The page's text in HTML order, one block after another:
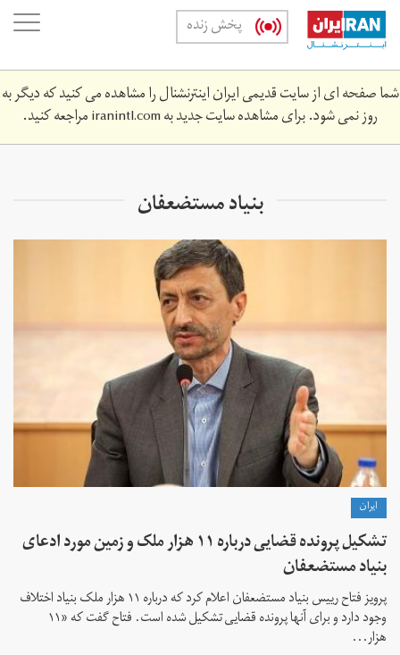
Skip
main
content
پخش زنده
شما صفحه ای از سایت قدیمی ایران اینترنشنال را مشاهده می کنید که دیگر به
روز نمی شود. برای مشاهده سایت جدید بهiranintl.comمراجعه کنید.
بنیاد مستضعفان
ايران
تشکیل پرونده قضایی درباره ۱۱ هزار ملک و زمین مورد ادعای
بنیاد مستضعفان
پرویز فتاح رییس بنیاد مستضعفان اعلام کرد که درباره ۱۱ هزار ملک بنیاد اختلاف
وجود دارد و برای آنها پرونده قضایی تشکیل شده است. فتاح گفت که «۱۱
هزار...